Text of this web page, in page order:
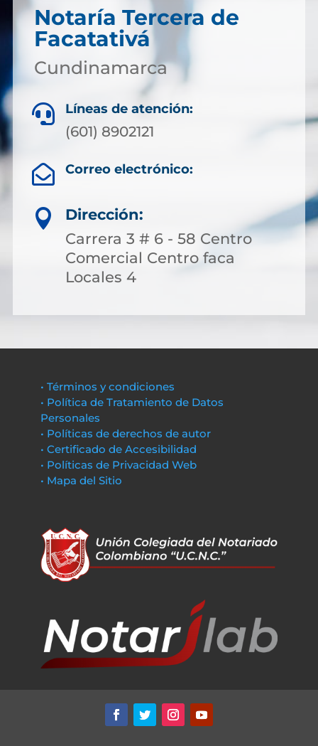
Notaría Tercera de
Facatativá
Cundinamarca
 Líneas de atención:
(601) 8902121
 Correo electrónico:

Dirección:
Carrera 3 # 6 - 58 Centro
Comercial Centro faca
Locales 4
• Términos y condiciones
• Política de Tratamiento de Datos
Personales
• Políticas de derechos de autor
• Certificado de Accesibilidad
• Políticas de Privacidad Web
• Mapa del Sitio